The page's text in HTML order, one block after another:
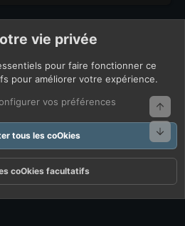
vie privée
pour faire fonctionner ce
pour améliorer votre expérience.
vos préférences
tous les coOkies
coOkies facultatifs